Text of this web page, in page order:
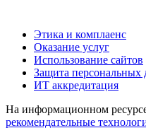
Этика и комплаенс
Оказание услуг
Использование сайтов
Защита персональных
ИТ аккредитация
На информационном
рекомендательные